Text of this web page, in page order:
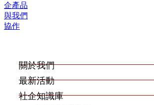
企產品
與我們
協作
關於我們
最新活動
社企知識庫